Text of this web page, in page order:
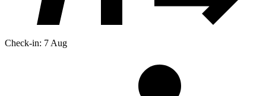
Check-in: 7 Aug